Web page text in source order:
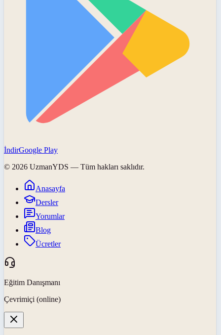
İndirGoogle Play
© 2026 UzmanYDS — Tüm hakları saklıdır.
Anasayfa
Dersler
Yorumlar
Blog
Ücretler
Eğitim Danışmanı
Çevrimiçi (online)